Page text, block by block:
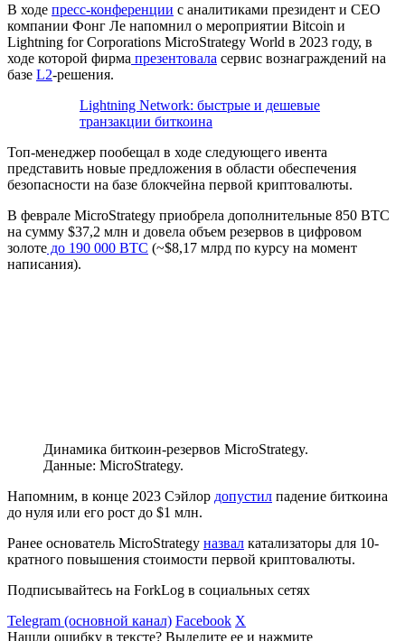
В ходе пресс-конференции с аналитиками президент и CEO
компании Фонг Ле напомнил о мероприятии Bitcoin и
Lightning for Corporations MicroStrategy World в 2023 году, в
ходе которой фирма презентовала сервис вознаграждений на
базе L2-решения.
Lightning Network: быстрые и дешевые
транзакции биткоина
Топ-менеджер пообещал в ходе следующего ивента
представить новые предложения в области обеспечения
безопасности на базе блокчейна первой криптовалюты.
В феврале MicroStrategy приобрела дополнительные 850 BTC
на сумму $37,2 млн и довела объем резервов в цифровом
золоте до 190 000 BTC (~$8,17 млрд по курсу на момент
написания).
Динамика биткоин-резервов MicroStrategy.
Данные: MicroStrategy.
Напомним, в конце 2023 Сэйлор допустил падение биткоина
до нуля или его рост до $1 млн.
Ранее основатель MicroStrategy назвал катализаторы для 10-
кратного повышения стоимости первой криптовалюты.
Подписывайтесь на ForkLog в социальных сетях
Telegram (основной канал) Facebook X
Нашли ошибку в тексте? Выделите ее и нажмите